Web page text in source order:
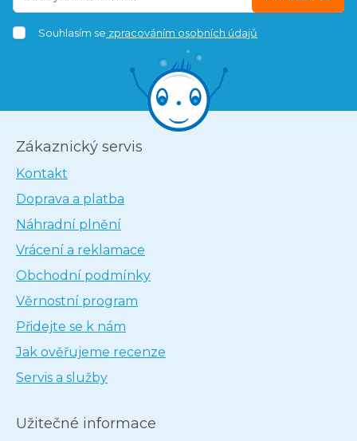
Souhlasím se zpracováním osobních údajů
Zákaznický servis
Kontakt
Doprava a platba
Náhradní plnění
Vrácení a reklamace
Obchodní podmínky
Věrnostní program
Přidejte se k nám
Jak ověřujeme recenze
Servis a služby
Užitečné informace